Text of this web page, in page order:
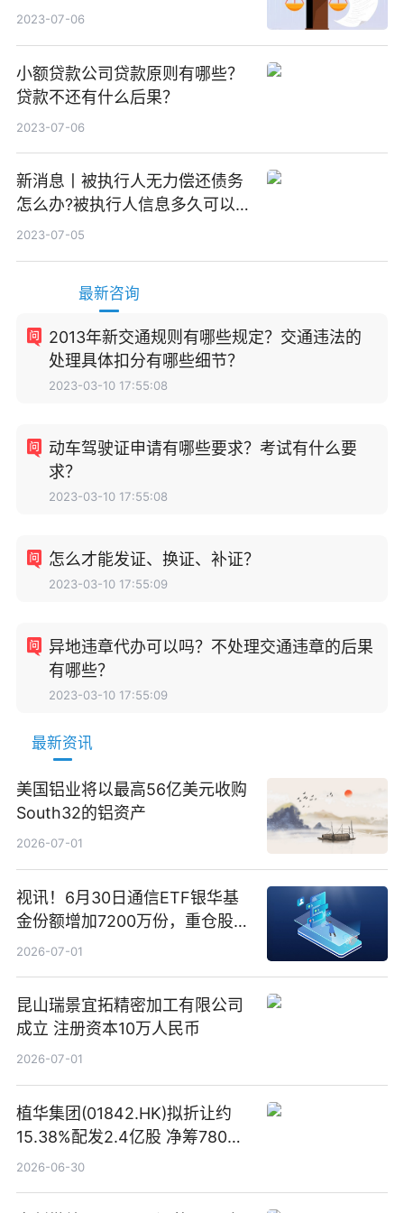
效？
2023-07-06
小额贷款公司贷款原则有哪些？
贷款不还有什么后果？
2023-07-06
新消息丨被执行人无力偿还债务
怎么办?被执行人信息多久可以
消除?
2023-07-05
最新咨询
2013年新交通规则有哪些规定？交通违法的
处理具体扣分有哪些细节？
2023-03-10 17:55:08
动车驾驶证申请有哪些要求？考试有什么要
求？
2023-03-10 17:55:08
怎么才能发证、换证、补证？
2023-03-10 17:55:09
异地违章代办可以吗？不处理交通违章的后果
有哪些？
2023-03-10 17:55:09
最新资讯
美国铝业将以最高56亿美元收购
South32的铝资产
2026-07-01
视讯！6月30日通信ETF银华基
金份额增加7200万份，重仓股新
易盛、中际旭创、立讯精密
2026-07-01
昆山瑞景宜拓精密加工有限公司
成立 注册资本10万人民币
2026-07-01
植华集团(01842.HK)拟折让约
15.38%配发2.4亿股 净筹780万
港元
2026-06-30